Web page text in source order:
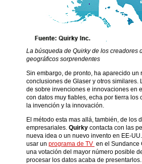
La búsqueda de Quirky de los creadores
geográficos sorprendentes
Sin embargo, de pronto, ha aparecido
conclusiones de Glaser y otros similares.
de sobre invenciones e innovaciones en
con datos muy fiables, echa por tierra los
la invención y la innovación.
El método esta mas allá, también, de los
empresariales. Quirky contacta con las
nueva idea o un nuevo invento en EE-
usar un programa de TV en el Sundance
una votación del mayor número posible
procesar los datos acaba de